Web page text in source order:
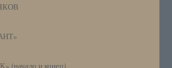
(начало и конец)